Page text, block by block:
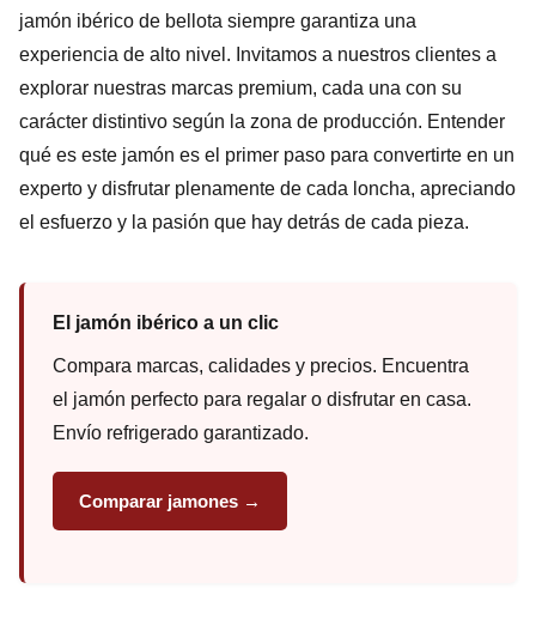
jamón ibérico de bellota siempre garantiza una
experiencia de alto nivel. Invitamos a nuestros clientes a
explorar nuestras marcas premium, cada una con su
carácter distintivo según la zona de producción. Entender
qué es este jamón es el primer paso para convertirte en un
experto y disfrutar plenamente de cada loncha, apreciando
el esfuerzo y la pasión que hay detrás de cada pieza.
El jamón ibérico a un clic
Compara marcas, calidades y precios. Encuentra
el jamón perfecto para regalar o disfrutar en casa.
Envío refrigerado garantizado.
Comparar jamones →